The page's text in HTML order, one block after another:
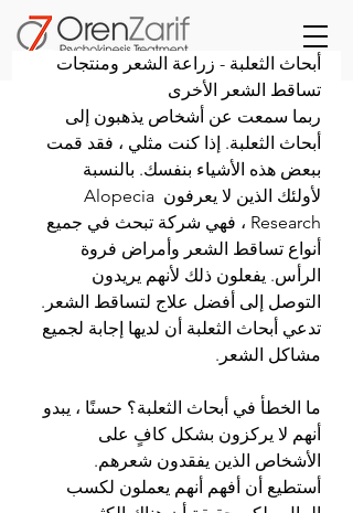
أبحاث الثعلبة - زراعة الشعر ومنتجات
تساقط الشعر الأخرى
ربما سمعت عن أشخاص يذهبون إلى
أبحاث الثعلبة. إذا كنت مثلي ، فقد قمت
ببعض هذه الأشياء بنفسك. بالنسبة
لأولئك الذين لا يعرفون Alopecia
Research ، فهي شركة تبحث في جميع
أنواع تساقط الشعر وأمراض فروة
الرأس. يفعلون ذلك لأنهم يريدون
التوصل إلى أفضل علاج لتساقط الشعر.
تدعي أبحاث الثعلبة أن لديها إجابة لجميع
مشاكل الشعر.
ما الخطأ في أبحاث الثعلبة؟ حسنًا ، يبدو
أنهم لا يركزون بشكل كافٍ على
الأشخاص الذين يفقدون شعرهم.
أستطيع أن أفهم أنهم يعملون لكسب